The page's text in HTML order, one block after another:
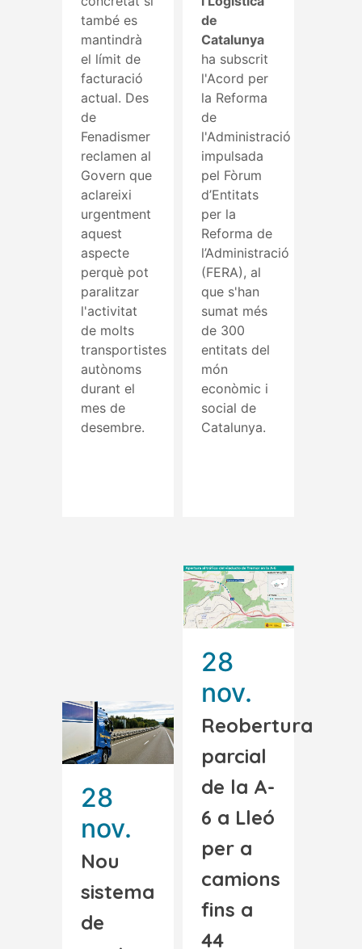
també es
mantindrà
el límit de
facturació
actual. Des
de
Fenadismer
reclamen al
Govern que
aclareixi
urgentment
aquest
aspecte
perquè pot
paralitzar
l'activitat
de molts
transportistes
autònoms
durant el
mes de
desembre.
de
Catalunya
ha subscrit
l'Acord per
la Reforma
de
l'Administració
impulsada
pel Fòrum
d’Entitats
per la
Reforma de
l’Administració
(FERA), al
que s'han
sumat més
de 300
entitats del
món
econòmic i
social de
Catalunya.
28
nov.
Nou
sistema
de
28
nov.
Reobertura
parcial
de la A-
6 a Lleó
per a
camions
fins a
44